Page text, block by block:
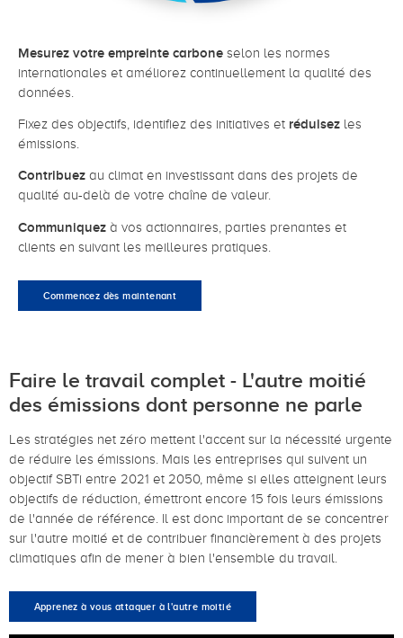
Mesurez votre empreinte carboneselon les normes
internationales et améliorez continuellement la qualité des
données.
Fixez des objectifs, identifiez des initiatives et réduisez les
émissions.
Contribuezau climat en investissant dans des projets de
qualité au-delà de votre chaîne de valeur.
Communiquezà vos actionnaires, parties prenantes et
clients en suivant les meilleures pratiques.
Commencez dès maintenant
Faire le travail complet - L'autre moitié
des émissions dont personne ne parle
Les stratégies net zéro mettent l'accent sur la nécessité urgente
de réduire les émissions. Mais les entreprises qui suivent un
objectif SBTi entre 2021 et 2050, même si elles atteignent leurs
objectifs de réduction, émettront encore 15 fois leurs émissions
de l'année de référence. Il est donc important de se concentrer
sur l'autre moitié et de contribuer financièrement à des projets
climatiques afin de mener à bien l'ensemble du travail.
Apprenez à vous attaquer à l'autre moitié